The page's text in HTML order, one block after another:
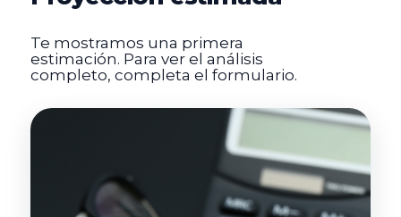
Te mostramos una primera
estimación. Para ver el análisis
completo, completa el formulario.